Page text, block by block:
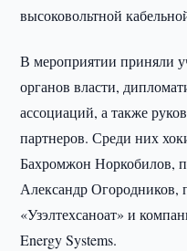
высоковольтной
В мероприятии приняли
органов власти,
ассоциаций, а также
партнеров. Среди них
Бахромжон Норкобилов,
Александр Огородников,
«Узэлтехсаноат» и
Energy Systems.